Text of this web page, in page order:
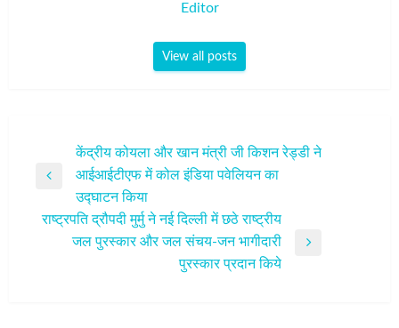
Editor
View all posts
नेविगेशन
केंद्रीय कोयला और खान मंत्री जी किशन रेड्डी ने
आईआईटीएफ में कोल इंडिया पवेलियन का
उद्घाटन किया
राष्ट्रपति द्रौपदी मुर्मु ने नई दिल्ली में छठे राष्ट्रीय
जल पुरस्कार और जल संचय-जन भागीदारी
पुरस्कार प्रदान किये